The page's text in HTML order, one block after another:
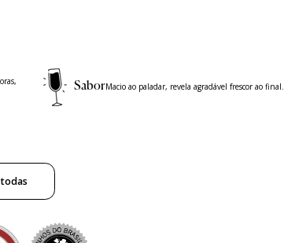
SaborMacio ao paladar, revela agradável frescor ao final.